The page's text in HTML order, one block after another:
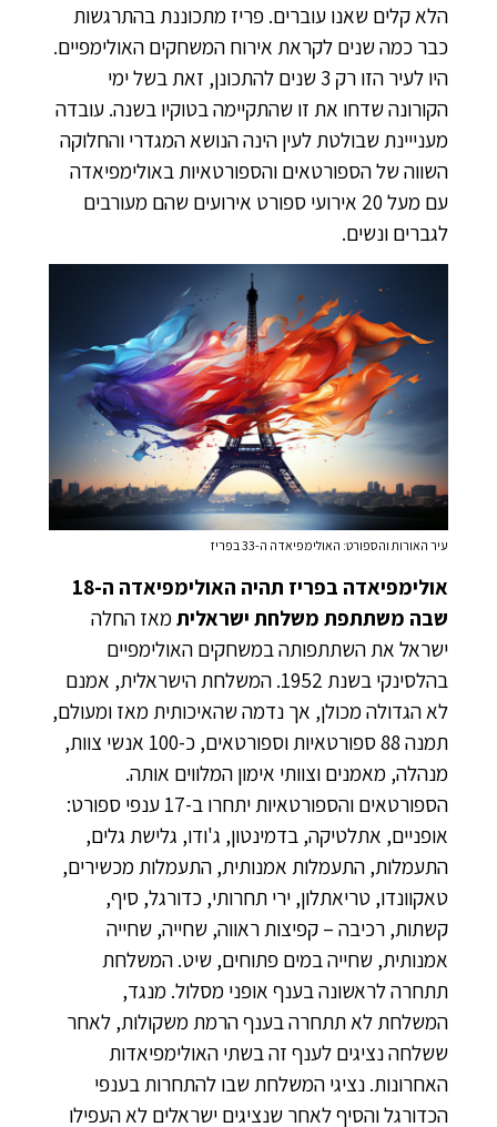
הלא קלים שאנו עוברים. פריז מתכוננת בהתרגשות
כבר כמה שנים לקראת אירוח המשחקים האולימפיים.
היו לעיר הזו רק 3 שנים להתכונן, זאת בשל ימי
הקורונה שדחו את זו שהתקיימה בטוקיו בשנה. עובדה
מענייינת שבולטת לעין הינה הנושא המגדרי והחלוקה
השווה של הספורטאים והספורטאיות באולימפיאדה
עם מעל 20 אירועי ספורט אירועים שהם מעורבים
לגברים ונשים.
עיר האורות והספורט: האולימפיאדה ה-33 בפריז
אולימפיאדה בפריז תהיה האולימפיאדה ה-18
שבה משתתפת משלחת ישראליתמאז החלה
ישראל את השתתפותה במשחקים האולימפיים
בהלסינקי בשנת 1952. המשלחת הישראלית, אמנם
לא הגדולה מכולן, אך נדמה שהאיכותית מאז ומעולם,
תמנה 88 ספורטאיות וספורטאים, כ-100 אנשי צוות,
מנהלה, מאמנים וצוותי אימון המלווים אותה.
הספורטאים והספורטאיות יתחרו ב-17 ענפי ספורט:
אופניים, אתלטיקה, בדמינטון, ג'ודו, גלישת גלים,
התעמלות, התעמלות אמנותית, התעמלות מכשירים,
טאקוונדו, טריאתלון, ירי תחרותי, כדורגל, סיף,
קשתות, רכיבה – קפיצות ראווה, שחייה, שחייה
אמנותית, שחייה במים פתוחים, שיט. המשלחת
תתחרה לראשונה בענף אופני מסלול. מנגד,
המשלחת לא תתחרה בענף הרמת משקולות, לאחר
ששלחה נציגים לענף זה בשתי האולימפיאדות
האחרונות. נציגי המשלחת שבו להתחרות בענפי
הכדורגל והסיף לאחר שנציגים ישראלים לא העפילו